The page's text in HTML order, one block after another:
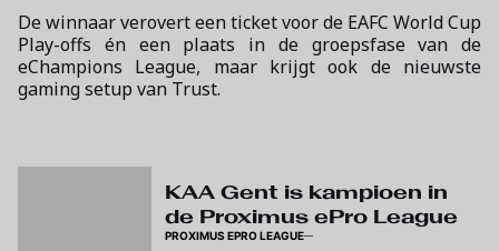
De winnaar verovert een ticket voor de EAFC World Cup
Play-offs én een plaats in de groepsfase van de
eChampions League, maar krijgt ook de nieuwste
gaming setup van Trust.
KAA Gent is kampioen in
de Proximus ePro League
PROXIMUS EPRO LEAGUE